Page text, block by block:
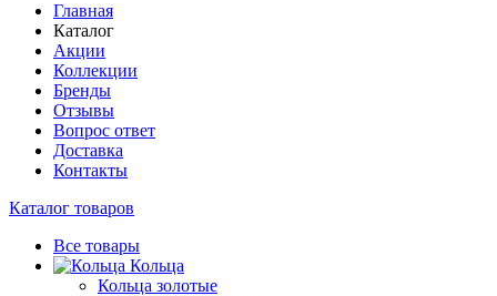
Главная
Каталог
Акции
Коллекции
Бренды
Отзывы
Вопрос ответ
Доставка
Контакты
Каталог товаров
Все товары
Кольца
Кольца золотые